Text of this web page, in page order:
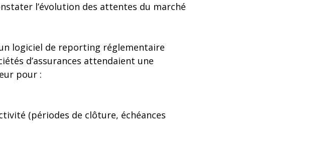
l’évolution des attentes du marché
logiciel de reporting réglementaire
d’assurances attendaient une
pour :
(périodes de clôture, échéances